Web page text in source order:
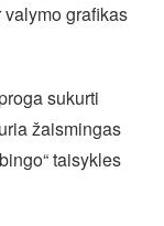
grafikas
sukurti
žaismingas
taisykles